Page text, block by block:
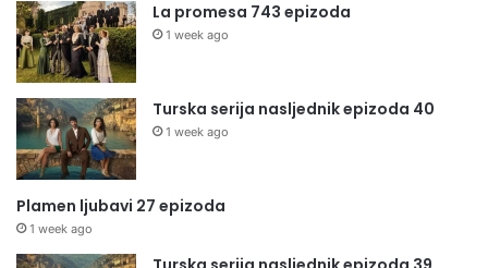
La promesa 743 epizoda
1 week ago
Turska serija nasljednik epizoda 40
1 week ago
Plamen ljubavi 27 epizoda
1 week ago